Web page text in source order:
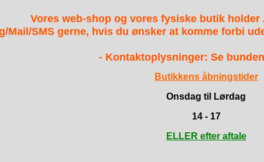
Vores web-shop og vores fysiske butik holder
Mail/SMS gerne, hvis du ønsker at komme forbi
- Kontaktoplysninger: Se
Butikkens åbningstider
Onsdag til Lørdag
14 - 17
ELLER efter aftale